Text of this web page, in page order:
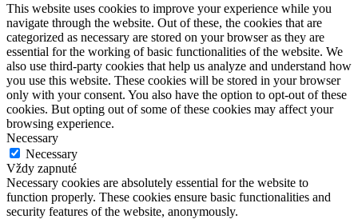
This website uses cookies to improve your experience while you
navigate through the website. Out of these, the cookies that are
categorized as necessary are stored on your browser as they are
essential for the working of basic functionalities of the website. We
also use third-party cookies that help us analyze and understand how
you use this website. These cookies will be stored in your browser
only with your consent. You also have the option to opt-out of these
cookies. But opting out of some of these cookies may affect your
browsing experience.
Necessary
Necessary
Vždy zapnuté
Necessary cookies are absolutely essential for the website to
function properly. These cookies ensure basic functionalities and
security features of the website, anonymously.